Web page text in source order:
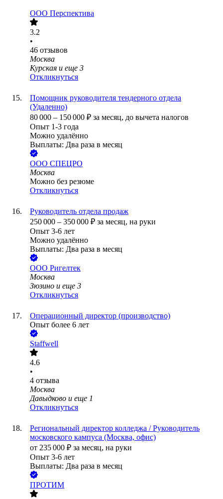
ООО Перспектива
3.2
•
46 отзывов
Москва
Курская и еще 3
Откликнуться
Помощник руководителя тендерного отдела
(Удаленно)
80 000 – 150 000 ₽ за месяц, до вычета налогов
Опыт 1-3 года
Можно удалённо
Выплаты: Два раза в месяц
ООО СПЕЦРО
Москва
Можно без резюме
Откликнуться
Руководитель отдела продаж
250 000 – 350 000 ₽ за месяц, на руки
Опыт 3-6 лет
Можно удалённо
Выплаты: Два раза в месяц
ООО Ригелтек
Москва
Зюзино и еще 3
Откликнуться
Операционный директор (производство)
Опыт более 6 лет
Staffwell
4.6
•
4 отзыва
Москва
Давыдково и еще 1
Откликнуться
Региональный директор колледжа / Руководитель
московского кампуса (Москва, офис)
от 235 000 ₽ за месяц, на руки
Опыт 3-6 лет
Выплаты: Два раза в месяц
ПРОТИМ